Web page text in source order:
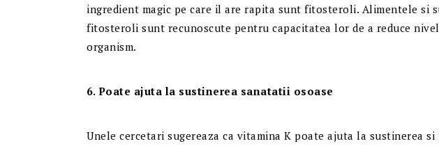
ingredient magic pe care il are rapita sunt fitosteroli. Alimentele si
fitosteroli sunt recunoscute pentru capacitatea lor de a reduce
organism.
6. Poate ajuta la sustinerea sanatatii osoase
Unele cercetari sugereaza ca vitamina K poate ajuta la sustinerea